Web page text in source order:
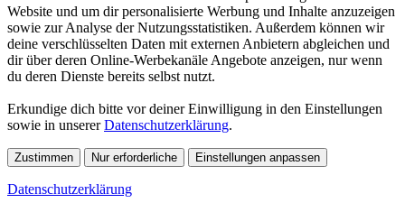
Website und um dir personalisierte Werbung und Inhalte anzuzeigen
sowie zur Analyse der Nutzungsstatistiken. Außerdem können wir
deine verschlüsselten Daten mit externen Anbietern abgleichen und
dir über deren Online-Werbekanäle Angebote anzeigen, nur wenn
du deren Dienste bereits selbst nutzt.
Erkundige dich bitte vor deiner Einwilligung in den Einstellungen
sowie in unsererDatenschutzerklärung.
Zustimmen Nur erforderliche Einstellungen anpassen
Datenschutzerklärung